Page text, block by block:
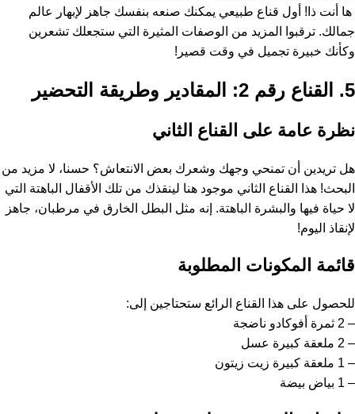
ها أنت ذا! أول قناع طبيعي يمكنك صنعه بنفسك جاهز لإبهار عالم
جمالك. ترقبوا المزيد من الوصفات المثيرة التي ستجعلك تشعرين
وكأنك خبيرة تجميل في وقت قصير!
5. القناع رقم 2: المقادير وطريقة التحضير
نظرة عامة على القناع الثاني
هل تريدين أن تمنحي وجهك وشعرك بعض الانتعاش؟ حسنا، لا مزيد من
البحث! هذا القناع الثاني موجود هنا لينقذك من تلك الأقفال الباهتة التي
لا حياة فيها والبشرة الباهتة. إنه مثل البطل الخارق في مرطبان، جاهز
لإنقاذ اليوم!
قائمة المكونات المطلوبة
للحصول على هذا القناع الرائع ستحتاجين إلى:
– 2 ثمرة أفوكادو ناضجة
– 2 ملعقة كبيرة عسل
– 1 ملعقة كبيرة زيت زيتون
– 1 بياض بيضة